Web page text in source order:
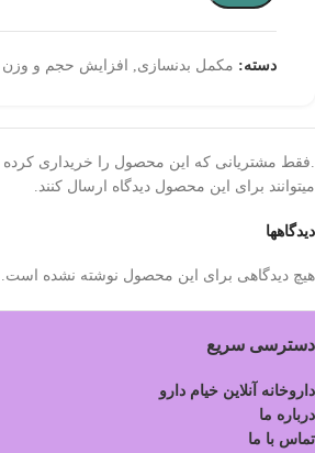
دسته: مکمل بدنسازی افزایش حجم و وزن
دیدگاهها
هیچ دیدگاهی برای این محصول نوشته نشده است.
.فقط مشتریانی که این محصول را خریداری کرده
میتوانند برای این محصول دیدگاه ارسال کنند.
دسترسی سریع
داروخانه آنلاین خیام دارو
درباره ما
تماس با ما